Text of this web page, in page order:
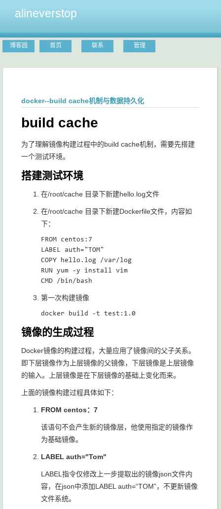
alineverstop
博客园 首页 联系 管理
docker--build cache机制与数据持久化
build cache
为了理解镜像构建过程中的build cache机制，需要先搭建
一个测试环境。
搭建测试环境
在/root/cache 目录下新建hello.log文件
在/root/cache 目录下新建Dockerfile文件，内容如
下：
FROM centos:7
LABEL auth="TOM"
COPY hello.log /var/log
RUN yum -y install vim
第一次构建镜像
镜像的生成过程
Docker镜像的构建过程，大量应用了镜像间的父子关系。
即下层镜像作为上层镜像的父镜像，下层镜像是上层镜像
的输入。上层镜像是在下层镜像的基础上变化而来。
上面的镜像构建过程具体如下：
FROM centos：7
该语句不会产生新的镜像层，他使用指定的镜像作
为基础镜像。
LABEL auth="Tom"
LABEL指令仅修改上一步提取出的镜像json文件内
容，在json中添加LABEL auth=“TOM”，不更新镜像
文件系统。